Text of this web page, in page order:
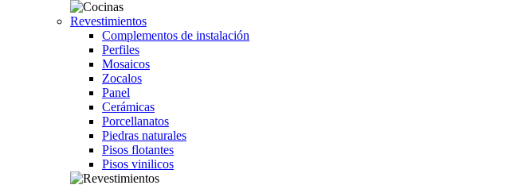
Revestimientos
Complementos de instalación
Perfiles
Mosaicos
Zocalos
Panel
Cerámicas
Porcellanatos
Piedras naturales
Pisos flotantes
Pisos vinilicos